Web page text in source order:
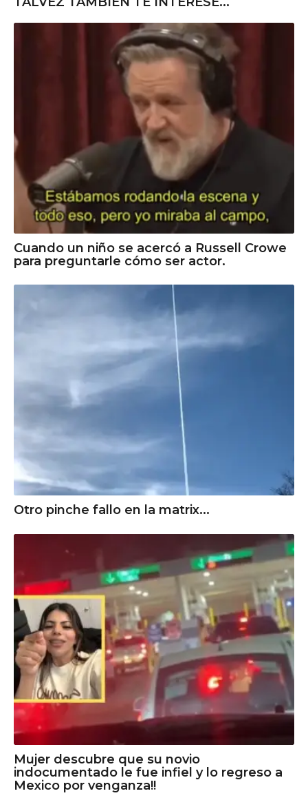
Cuando un niño se acercó a Russell Crowe
para preguntarle cómo ser actor.
Otro pinche fallo en la matrix...
Mujer descubre que su novio
indocumentado le fue infiel y lo regreso a
Mexico por venganza!!